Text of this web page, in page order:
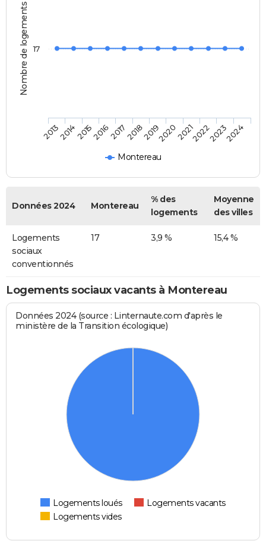
Nombre de logements
Montereau
201320142015201620172018201920202021202220232024
17
Données 2024 Montereau
% des
logements
Moyenne
des villes
Logements
sociaux
conventionnés
17 3,9 % 15,4 %
Logements sociaux vacants à Montereau
Données 2024 (source : Linternaute.com d'après le
ministère de la Transition écologique)
Logements loués
Logements vacants
Logements vides